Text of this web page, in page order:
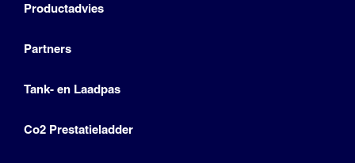
Productadvies
Partners
Tank- en Laadpas
Co2 Prestatieladder